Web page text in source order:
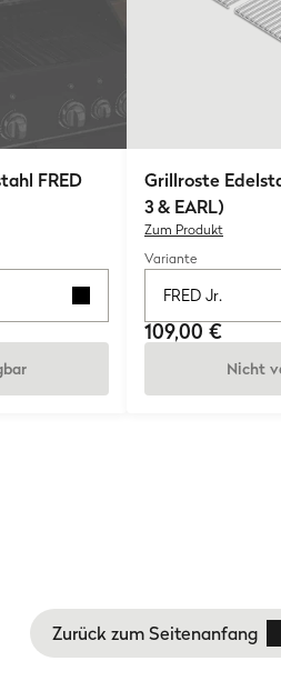
FRED
Grillroste
3 & EARL)
Zum Produkt
Variante
FRED Jr.
109,00 €
Nicht
Zurück zum Seitenanfang